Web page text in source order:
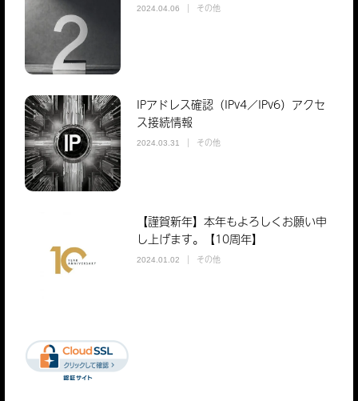
2024.04.06 その他
IPアドレス確認（IPv4／IPv6）アクセ
ス接続情報
2024.03.31 その他
【謹賀新年】本年もよろしくお願い申
し上げます。【10周年】
2024.01.02 その他